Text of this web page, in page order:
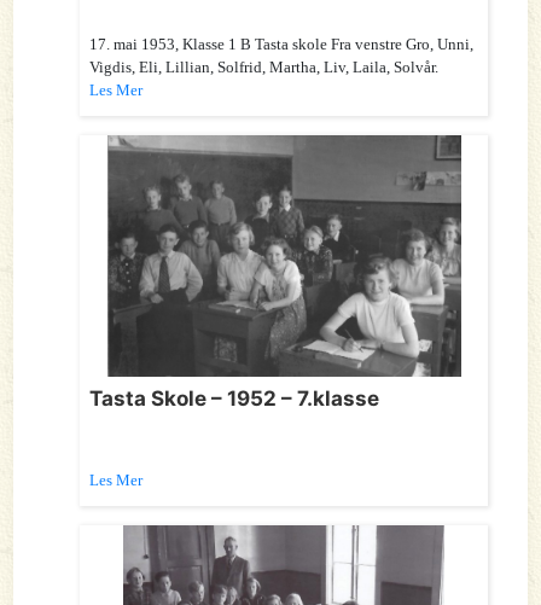
17. mai 1953, Klasse 1 B Tasta skole Fra venstre Gro, Unni,
Vigdis, Eli, Lillian, Solfrid, Martha, Liv, Laila, Solvår.
Les Mer
Tasta Skole – 1952 – 7.klasse
Les Mer